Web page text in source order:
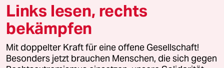
© 2026 taz Verlags und Vertriebs GmbH
Alle Rechte vorbehalten. Bei rechtlichen Fragen oder für Genehmigungen
wenden Sie sich bitte an
lizenzen@taz.de
Links lesen, rechts
bekämpfen
Mit doppelter Kraft für eine offene Gesellschaft!
Besonders jetzt brauchen Menschen, die sich gegen